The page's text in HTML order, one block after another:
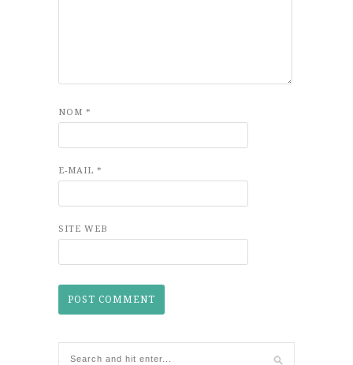
NOM *
E-MAIL *
SITE WEB